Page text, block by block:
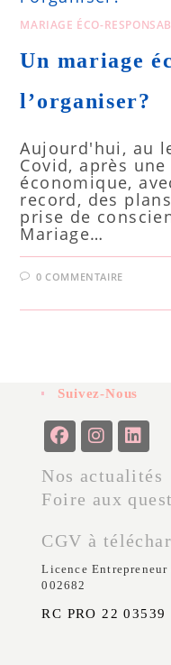
MARIAGE ÉCO-
Un mariage
l’organiser?
Aujourd'hui, au
Covid, après
économique,
record, des
prise de
Mariage…
0 COMMENTAIRE
Suivez-Nous
Nos actualités
Foire aux
CGV à
Licence
002682
RC PRO 22 03539